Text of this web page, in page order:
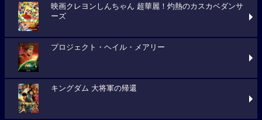
映画クレヨンしんちゃん 超華麗！灼熱のカスカベダンサ
ーズ
プロジェクト・ヘイル・メアリー
キングダム 大将軍の帰還